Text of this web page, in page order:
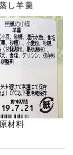
し羊羹
原材料